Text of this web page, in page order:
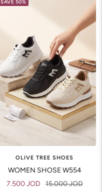
SAVE 50%
OLIVE TREE SHOES
WOMEN SHOSE W554
Sale
7.500 JOD Regular
15.000 JOD